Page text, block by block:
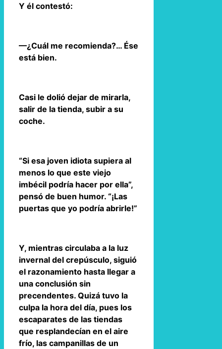
Y él contestó:
—¿Cuál me recomienda?… Ése
está bien.
Casi le dolió dejar de mirarla,
salir de la tienda, subir a su
coche.
“Si esa joven idiota supiera al
menos lo que este viejo
imbécil podría hacer por ella”,
pensó de buen humor. “¡Las
puertas que yo podría abrirle!”
Y, mientras circulaba a la luz
invernal del crepúsculo, siguió
el razonamiento hasta llegar a
una conclusión sin
precendentes. Quizá tuvo la
culpa la hora del día, pues los
escaparates de las tiendas
que resplandecían en el aire
frío, las campanillas de un